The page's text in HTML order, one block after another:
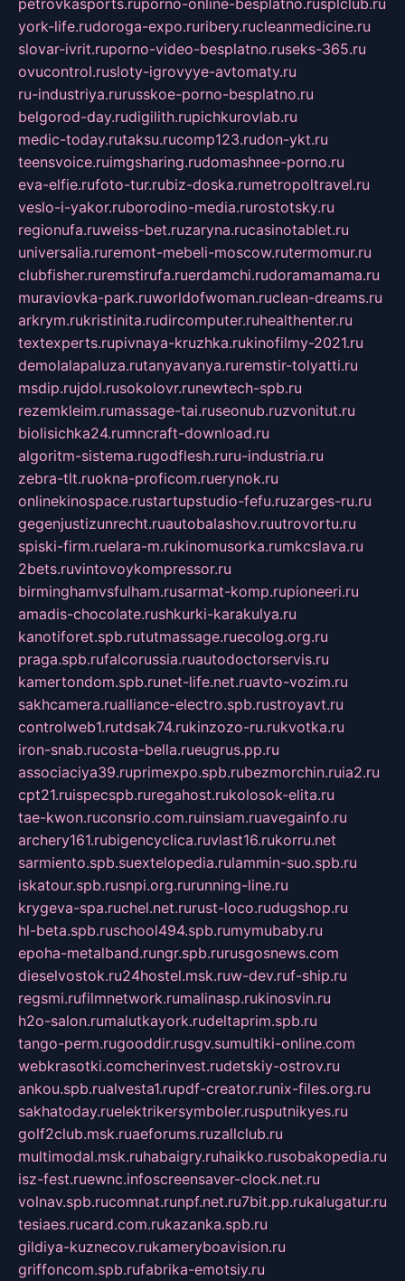
york-life.rudoroga-expo.ruribery.rucleanmedicine.ru
slovar-ivrit.ruporno-video-besplatno.ruseks-365.ru
ovucontrol.rusloty-igrovyye-avtomaty.ru
ru-industriya.rurusskoe-porno-besplatno.ru
belgorod-day.rudigilith.rupichkurovlab.ru
medic-today.rutaksu.rucomp123.rudon-ykt.ru
teensvoice.ruimgsharing.rudomashnee-porno.ru
eva-elfie.rufoto-tur.rubiz-doska.rumetropoltravel.ru
veslo-i-yakor.ruborodino-media.rurostotsky.ru
regionufa.ruweiss-bet.ruzaryna.rucasinotablet.ru
universalia.ruremont-mebeli-moscow.rutermomur.ru
clubfisher.ruremstirufa.ruerdamchi.rudoramamama.ru
muraviovka-park.ruworldofwoman.ruclean-dreams.ru
arkrym.rukristinita.rudircomputer.ruhealthenter.ru
textexperts.rupivnaya-kruzhka.rukinofilmy-2021.ru
demolalapaluza.rutanyavanya.ruremstir-tolyatti.ru
msdip.rujdol.rusokolovr.runewtech-spb.ru
rezemkleim.rumassage-tai.ruseonub.ruzvonitut.ru
biolisichka24.rumncraft-download.ru
algoritm-sistema.rugodflesh.ruru-industria.ru
zebra-tlt.ruokna-proficom.ruerynok.ru
onlinekinospace.rustartupstudio-fefu.ruzarges-ru.ru
gegenjustizunrecht.ruautobalashov.ruutrovortu.ru
spiski-firm.ruelara-m.rukinomusorka.rumkcslava.ru
2bets.ruvintovoykompressor.ru
birminghamvsfulham.rusarmat-komp.rupioneeri.ru
amadis-chocolate.rushkurki-karakulya.ru
kanotiforet.spb.rututmassage.ruecolog.org.ru
praga.spb.rufalcorussia.ruautodoctorservis.ru
kamertondom.spb.runet-life.net.ruavto-vozim.ru
sakhcamera.rualliance-electro.spb.rustroyavt.ru
controlweb1.rutdsak74.rukinzozo-ru.rukvotka.ru
iron-snab.rucosta-bella.rueugrus.pp.ru
associaciya39.ruprimexpo.spb.rubezmorchin.ruia2.ru
cpt21.ruispecspb.ruregahost.rukolosok-elita.ru
tae-kwon.ruconsrio.com.ruinsiam.ruavegainfo.ru
archery161.rubigencyclica.ruvlast16.rukorru.net
sarmiento.spb.suextelopedia.rulammin-suo.spb.ru
iskatour.spb.rusnpi.org.rurunning-line.ru
krygeva-spa.ruchel.net.rurust-loco.rudugshop.ru
hl-beta.spb.ruschool494.spb.rumymubaby.ru
epoha-metalband.rungr.spb.rurusgosnews.com
dieselvostok.ru24hostel.msk.ruw-dev.ruf-ship.ru
regsmi.rufilmnetwork.rumalinasp.rukinosvin.ru
h2o-salon.rumalutkayork.rudeltaprim.spb.ru
tango-perm.rugooddir.rusgv.sumultiki-online.com
webkrasotki.comcherinvest.rudetskiy-ostrov.ru
ankou.spb.rualvesta1.rupdf-creator.runix-files.org.ru
sakhatoday.ruelektrikersymboler.rusputnikyes.ru
golf2club.msk.ruaeforums.ruzallclub.ru
multimodal.msk.ruhabaigry.ruhaikko.rusobakopedia.ru
isz-fest.ruewnc.infoscreensaver-clock.net.ru
volnav.spb.rucomnat.runpf.net.ru7bit.pp.rukalugatur.ru
tesiaes.rucard.com.rukazanka.spb.ru
gildiya-kuznecov.rukameryboavision.ru
griffoncom.spb.rufabrika-emotsiy.ru